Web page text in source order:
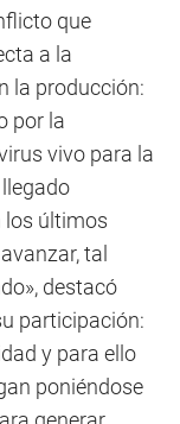
que
a la
la producción:
por la
vivo para la
los últimos
tal
destacó
participación:
y para ello
poniéndose